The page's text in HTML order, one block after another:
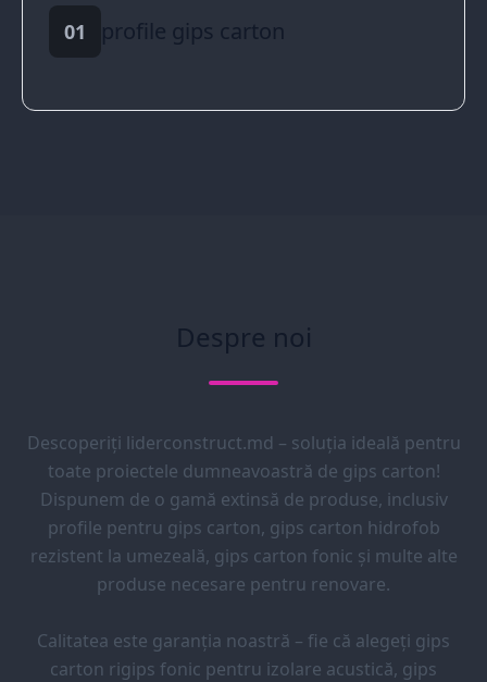
01 profile gips carton
Despre noi
Descoperiți liderconstruct.md – soluția ideală pentru
toate proiectele dumneavoastră de gips carton!
Dispunem de o gamă extinsă de produse, inclusiv
profile pentru gips carton, gips carton hidrofob
rezistent la umezeală, gips carton fonic și multe alte
produse necesare pentru renovare.
Calitatea este garanția noastră – fie că alegeți gips
carton rigips fonic pentru izolare acustică, gips